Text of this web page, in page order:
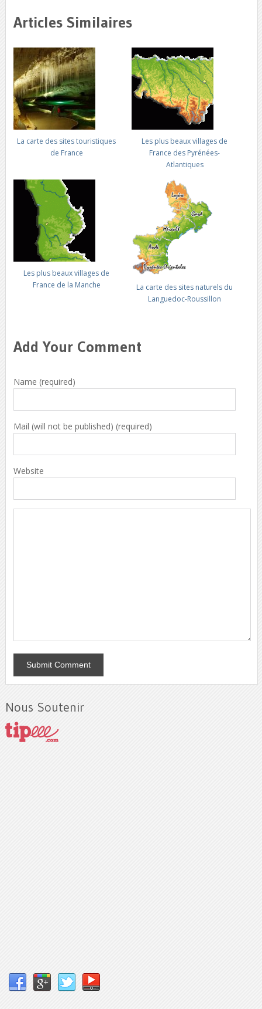
Articles Similaires
La carte des sites touristiques
de France
Les plus beaux villages de
France des Pyrénées-
Atlantiques
Les plus beaux villages de
France de la Manche
La carte des sites naturels du
Languedoc-Roussillon
Add Your Comment
Name (required)
Mail (will not be published) (required)
Website
Nous Soutenir